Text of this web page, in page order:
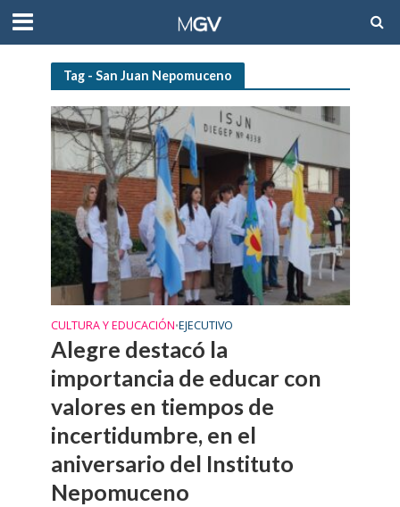
Tag - San Juan Nepomuceno
CULTURA Y EDUCACIÓN•EJECUTIVO
Alegre destacó la
importancia de educar con
valores en tiempos de
incertidumbre, en el
aniversario del Instituto
Nepomuceno